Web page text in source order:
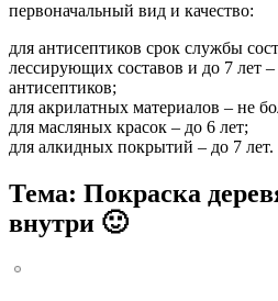
первоначальный вид и качество:
для антисептиков срок службы
лессирующих составов и до 7 лет
антисептиков;
для акрилатных материалов – не
для масляных красок – до 6 лет;
для алкидных покрытий – до 7 лет.
Тема: Покраска
внутри 🙂